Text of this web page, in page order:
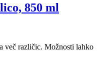
850 ml
več različic. Možnosti lahko